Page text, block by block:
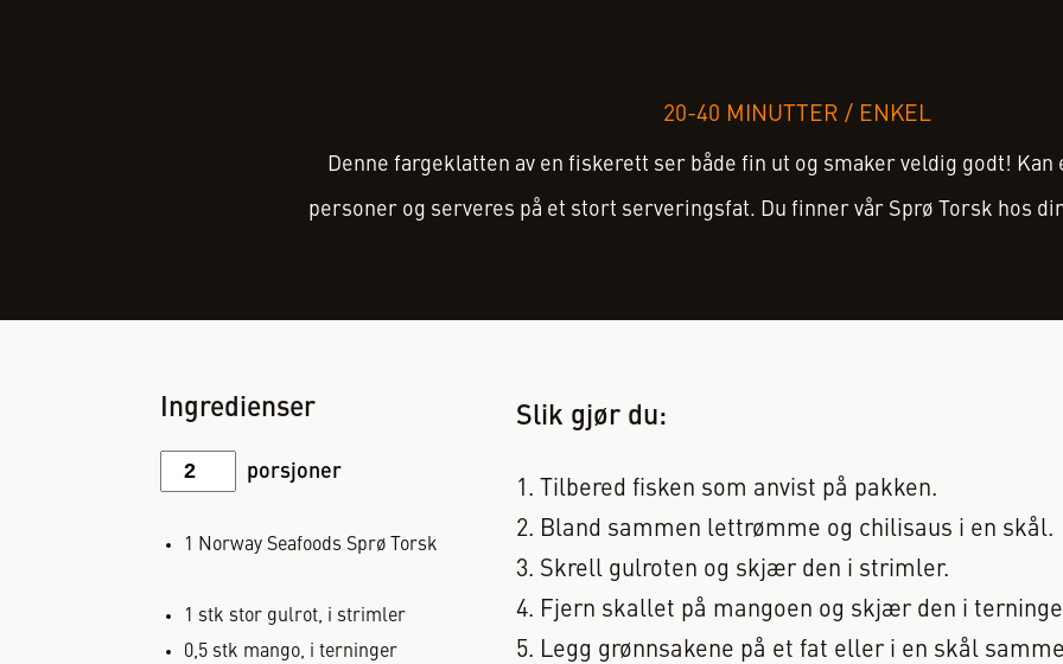
20-40 MINUTTER / ENKEL
Denne fargeklatten av en fiskerett ser både fin ut og smaker veldig godt!
personer og serveres på et stort serveringsfat. Du finner vår Sprø Torsk hos
Ingredienser
porsjoner
1 Norway Seafoods Sprø Torsk
1 stk stor gulrot, i strimler
0,5 stk mango, i terninger
Slik gjør du:
Tilbered fisken som anvist på pakken.
Bland sammen lettrømme og chilisaus i en skål.
Skrell gulroten og skjær den i strimler.
Fjern skallet på mangoen og skjær den i
Legg grønnsakene på et fat eller i en skål